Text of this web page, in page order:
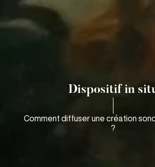
Dispositif in
Comment diffuser une création
?